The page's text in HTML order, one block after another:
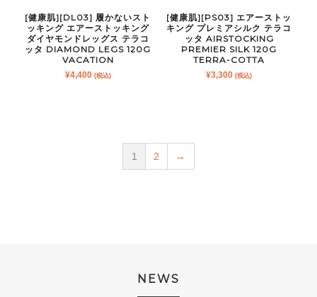
[健康肌][DL03] 履かないスト
ッキング エアーストッキング
ダイヤモンドレッグス テラコ
ッタ DIAMOND LEGS 120G
VACATION
¥4,400 (税込)
[健康肌][PS03] エアーストッ
キング プレミアシルク テラコ
ッタ AIRSTOCKING
PREMIER SILK 120G
TERRA-COTTA
¥3,300 (税込)
1 2 →
NEWS